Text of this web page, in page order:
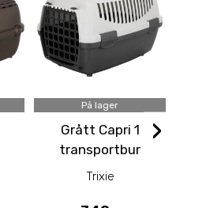
På lager
Grått Capri 1
transportbur
m/beltefeste
Trixie
›